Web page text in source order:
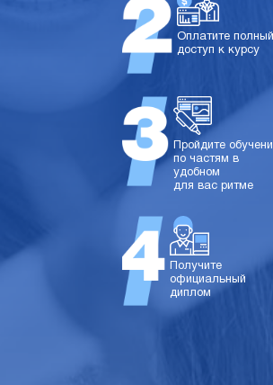
Оплатите полный
доступ к курсу
Пройдите
по частям в
удобном
для вас ритме
Получите
официальный
диплом